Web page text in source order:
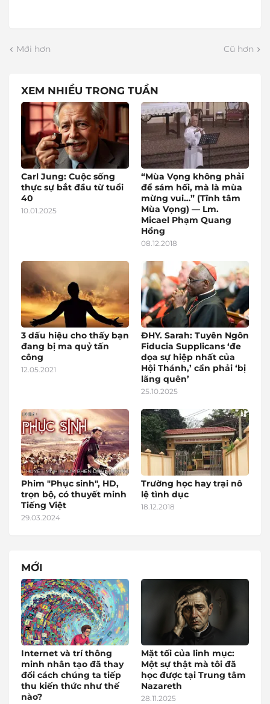
Mới hơn Cũ hơn
XEM NHIỀU TRONG TUẦN
Carl Jung: Cuộc sống
thực sự bắt đầu từ tuổi
40
10.01.2025
“Mùa Vọng không phải
để sám hối, mà là mùa
mừng vui…” (Tĩnh tâm
Mùa Vọng) — Lm.
Micael Phạm Quang
Hồng
08.12.2018
3 dấu hiệu cho thấy bạn
đang bị ma quỷ tấn
công
12.05.2021
ĐHY. Sarah: Tuyên Ngôn
Fiducia Supplicans ‘đe
dọa sự hiệp nhất của
Hội Thánh,’ cần phải ‘bị
lãng quên’
25.10.2025
Phim "Phục sinh", HD,
trọn bộ, có thuyết minh
Tiếng Việt
29.03.2024
Trường học hay trại nô
lệ tình dục
18.12.2018
MỚI
Internet và trí thông
minh nhân tạo đã thay
đổi cách chúng ta tiếp
thu kiến thức như thế
nào?
Mặt tối của linh mục:
Một sự thật mà tôi đã
học được tại Trung tâm
Nazareth
28.11.2025